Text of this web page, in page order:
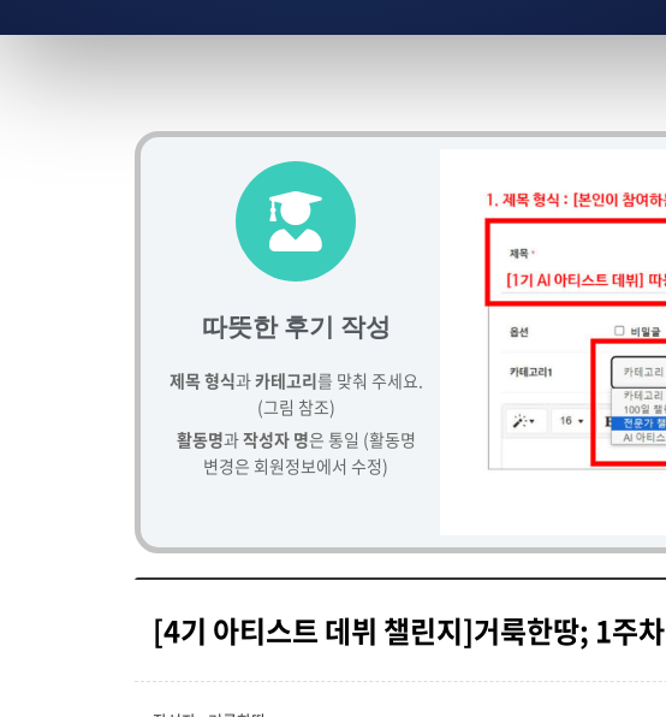
따뜻한 후기 작성
제목 형식과카테고리를 맞춰 주세요.
(그림 참조)
활동명과작성자 명은 통일 (활동명
변경은 회원정보에서 수정)
[4기 아티스트 데뷔 챌린지]거룩한땅; 1주차